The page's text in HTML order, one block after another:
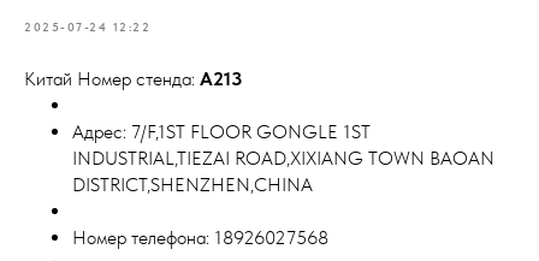
2025-07-24 12:22
Китай Номер стенда: A213
Адрес: 7/F,1ST FLOOR GONGLE 1ST
INDUSTRIAL,TIEZAI ROAD,XIXIANG TOWN BAOAN
DISTRICT,SHENZHEN,CHINA
Номер телефона: 18926027568